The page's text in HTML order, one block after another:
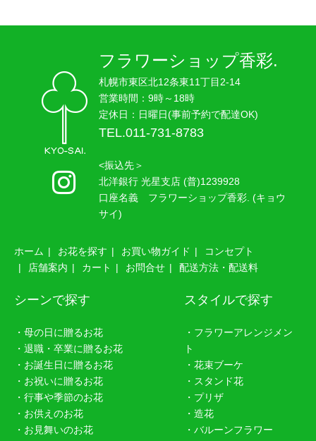
フラワーショップ香彩.
札幌市東区北12条東11丁目2-14
営業時間：9時～18時
定休日：日曜日(事前予約で配達OK)
TEL.011-731-8783
<振込先＞
北洋銀行 光星支店 (普)1239928
口座名義 フラワーショップ香彩. (キョウ
サイ)
ホーム お花を探す お買い物ガイド
コンセプト
店舗案内
カート お問合せ 配送方法・配送料
シーンで探す
・母の日に贈るお花
・退職・卒業に贈るお花
・お誕生日に贈るお花
・お祝いに贈るお花
・行事や季節のお花
・お供えのお花
・お見舞いのお花
スタイルで探す
・フラワーアレンジメン
ト
・花束ブーケ
・スタンド花
・プリザ
・造花
・バルーンフラワー